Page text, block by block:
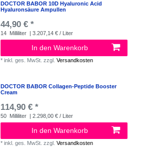
DOCTOR BABOR 10D Hyaluronic Acid
Hyaluronsäure Ampullen
44,90 € *
14 Milliliter | 3.207,14 € / Liter
In den Warenkorb
*inkl. ges. MwSt. zzgl.Versandkosten
DOCTOR BABOR Collagen-Peptide Booster
Cream
114,90 € *
50 Milliliter | 2.298,00 € / Liter
In den Warenkorb
*inkl. ges. MwSt. zzgl.Versandkosten